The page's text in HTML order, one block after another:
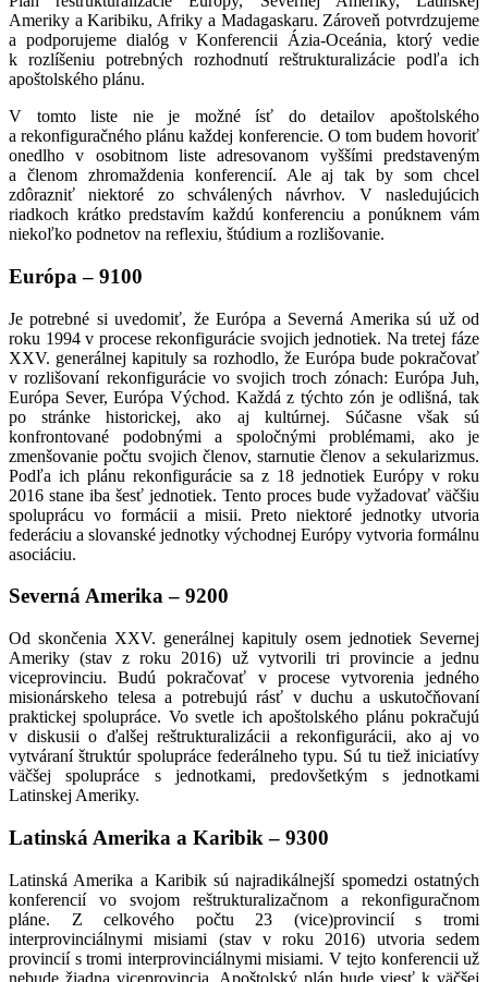
Ameriky a Karibiku, Afriky a Madagaskaru. Zároveň potvrdzujeme
a podporujeme dialóg v Konferencii Ázia-Oceánia, ktorý vedie
k rozlíšeniu potrebných rozhodnutí reštrukturalizácie podľa ich
apoštolského plánu.
V tomto liste nie je možné ísť do detailov apoštolského
a rekonfiguračného plánu každej konferencie. O tom budem hovoriť
onedlho v osobitnom liste adresovanom vyššími predstaveným
a členom zhromaždenia konferencií. Ale aj tak by som chcel
zdôrazniť niektoré zo schválených návrhov. V nasledujúcich
riadkoch krátko predstavím každú konferenciu a ponúknem vám
niekoľko podnetov na reflexiu, štúdium a rozlišovanie.
Európa – 9100
Je potrebné si uvedomiť, že Európa a Severná Amerika sú už od
roku 1994 v procese rekonfigurácie svojich jednotiek. Na tretej fáze
XXV. generálnej kapituly sa rozhodlo, že Európa bude pokračovať
v rozlišovaní rekonfigurácie vo svojich troch zónach: Európa Juh,
Európa Sever, Európa Východ. Každá z týchto zón je odlišná, tak
po stránke historickej, ako aj kultúrnej. Súčasne však sú
konfrontované podobnými a spoločnými problémami, ako je
zmenšovanie počtu svojich členov, starnutie členov a sekularizmus.
Podľa ich plánu rekonfigurácie sa z 18 jednotiek Európy v roku
2016 stane iba šesť jednotiek. Tento proces bude vyžadovať väčšiu
spoluprácu vo formácii a misii. Preto niektoré jednotky utvoria
federáciu a slovanské jednotky východnej Európy vytvoria formálnu
asociáciu.
Severná Amerika – 9200
Od skončenia XXV. generálnej kapituly osem jednotiek Severnej
Ameriky (stav z roku 2016) už vytvorili tri provincie a jednu
viceprovinciu. Budú pokračovať v procese vytvorenia jedného
misionárskeho telesa a potrebujú rásť v duchu a uskutočňovaní
praktickej spolupráce. Vo svetle ich apoštolského plánu pokračujú
v diskusii o ďalšej reštrukturalizácii a rekonfigurácii, ako aj vo
vytváraní štruktúr spolupráce federálneho typu. Sú tu tiež iniciatívy
väčšej spolupráce s jednotkami, predovšetkým s jednotkami
Latinskej Ameriky.
Latinská Amerika a Karibik – 9300
Latinská Amerika a Karibik sú najradikálnejší spomedzi ostatných
konferencií vo svojom reštrukturalizačnom a rekonfiguračnom
pláne. Z celkového počtu 23 (vice)provincií s tromi
interprovinciálnymi misiami (stav v roku 2016) utvoria sedem
provincií s tromi interprovinciálnymi misiami. V tejto konferencii už
nebude žiadna viceprovincia. Apoštolský plán bude viesť k väčšej